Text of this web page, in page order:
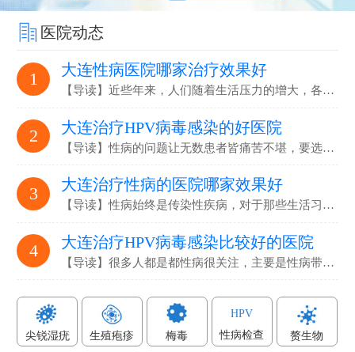
医院动态
1 大连性病医院哪家治疗效果好
【导读】近些年来，人们随着生活压力的增大，各…
2 大连治疗HPV病毒感染的好医院
【导读】性病的问题让无数患者皆痛苦不堪，要选…
3 大连治疗性病的医院哪家效果好
【导读】性病始终是传染性疾病，对于那些生活习…
4 大连治疗HPV病毒感染比较好的医院
【导读】很多人都是都性病很关注，主要是性病带…
尖锐湿疣 生殖疱疹 梅毒
HPV
性病检查
赘生物